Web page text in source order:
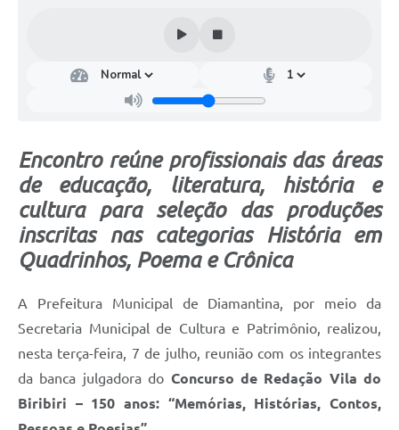
Encontro reúne profissionais das áreas
de educação, literatura, história e
cultura para seleção das produções
inscritas nas categorias História em
Quadrinhos, Poema e Crônica
A Prefeitura Municipal de Diamantina, por meio da
Secretaria Municipal de Cultura e Patrimônio, realizou,
nesta terça-feira, 7 de julho, reunião com os integrantes
da banca julgadora do Concurso de Redação Vila do
Biribiri – 150 anos: “Memórias, Histórias, Contos,